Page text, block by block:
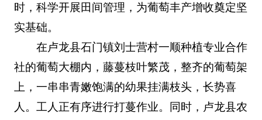
时，科学开展田间管理，为葡萄丰产增收奠定坚
实基础。
在卢龙县石门镇刘士营村一顺种植专业合作
社的葡萄大棚内，藤蔓枝叶繁茂，整齐的葡萄架
上，一串串青嫩饱满的幼果挂满枝头，长势喜
人。工人正有序进行打蔓作业。同时，卢龙县农